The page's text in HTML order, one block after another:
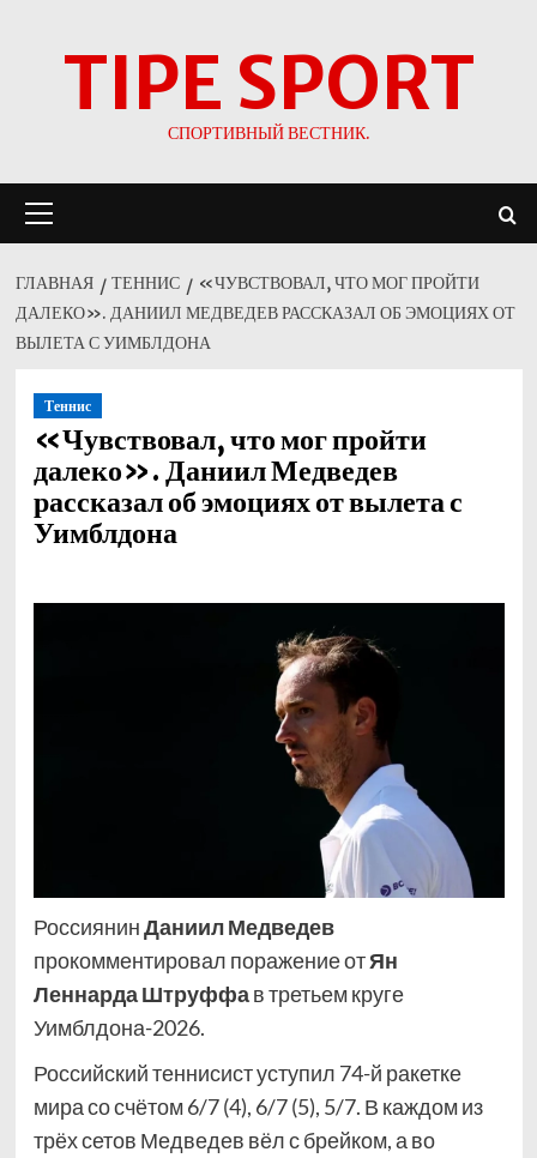
TIPE SPORT
СПОРТИВНЫЙ ВЕСТНИК.
меню
ГЛАВНАЯ ТЕННИС
«ЧУВСТВОВАЛ, ЧТО МОГ ПРОЙТИ
ДАЛЕКО». ДАНИИЛ МЕДВЕДЕВ РАССКАЗАЛ ОБ ЭМОЦИЯХ ОТ
ВЫЛЕТА С УИМБЛДОНА
Теннис
«Чувствовал, что мог пройти
далеко». Даниил Медведев
рассказал об эмоциях от вылета с
Уимблдона
РоссиянинДаниил Медведев
прокомментировал поражение отЯн
Леннарда Штруффав третьем круге
Уимблдона-2026.
Российский теннисист уступил 74-й ракетке
мира со счётом 6/7 (4), 6/7 (5), 5/7. В каждом из
трёх сетов Медведев вёл с брейком, а во